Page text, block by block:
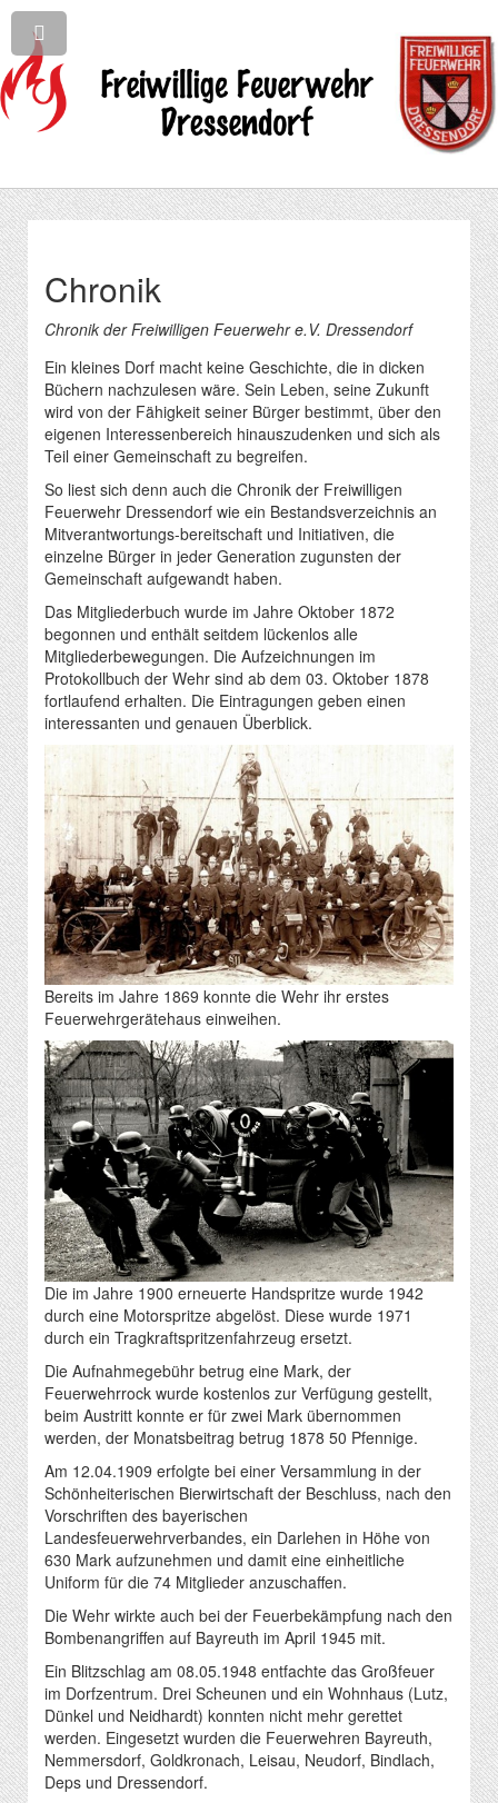
Chronik
Chronik der Freiwilligen Feuerwehr e.V. Dressendorf
Ein kleines Dorf macht keine Geschichte, die in dicken
Büchern nachzulesen wäre. Sein Leben, seine Zukunft
wird von der Fähigkeit seiner Bürger bestimmt, über den
eigenen Interessenbereich hinauszudenken und sich als
Teil einer Gemeinschaft zu begreifen.
So liest sich denn auch die Chronik der Freiwilligen
Feuerwehr Dressendorf wie ein Bestandsverzeichnis an
Mitverantwortungs-bereitschaft und Initiativen, die
einzelne Bürger in jeder Generation zugunsten der
Gemeinschaft aufgewandt haben.
Das Mitgliederbuch wurde im Jahre Oktober 1872
begonnen und enthält seitdem lückenlos alle
Mitgliederbewegungen. Die Aufzeichnungen im
Protokollbuch der Wehr sind ab dem 03. Oktober 1878
fortlaufend erhalten. Die Eintragungen geben einen
interessanten und genauen Überblick.
Bereits im Jahre 1869 konnte die Wehr ihr erstes
Feuerwehrgerätehaus einweihen.
Die im Jahre 1900 erneuerte Handspritze wurde 1942
durch eine Motorspritze abgelöst. Diese wurde 1971
durch ein Tragkraftspritzenfahrzeug ersetzt.
Die Aufnahmegebühr betrug eine Mark, der
Feuerwehrrock wurde kostenlos zur Verfügung gestellt,
beim Austritt konnte er für zwei Mark übernommen
werden, der Monatsbeitrag betrug 1878 50 Pfennige.
Am 12.04.1909 erfolgte bei einer Versammlung in der
Schönheiterischen Bierwirtschaft der Beschluss, nach den
Vorschriften des bayerischen
Landesfeuerwehrverbandes, ein Darlehen in Höhe von
630 Mark aufzunehmen und damit eine einheitliche
Uniform für die 74 Mitglieder anzuschaffen.
Die Wehr wirkte auch bei der Feuerbekämpfung nach den
Bombenangriffen auf Bayreuth im April 1945 mit.
Ein Blitzschlag am 08.05.1948 entfachte das Großfeuer
im Dorfzentrum. Drei Scheunen und ein Wohnhaus (Lutz,
Dünkel und Neidhardt) konnten nicht mehr gerettet
werden. Eingesetzt wurden die Feuerwehren Bayreuth,
Nemmersdorf, Goldkronach, Leisau, Neudorf, Bindlach,
Deps und Dressendorf.